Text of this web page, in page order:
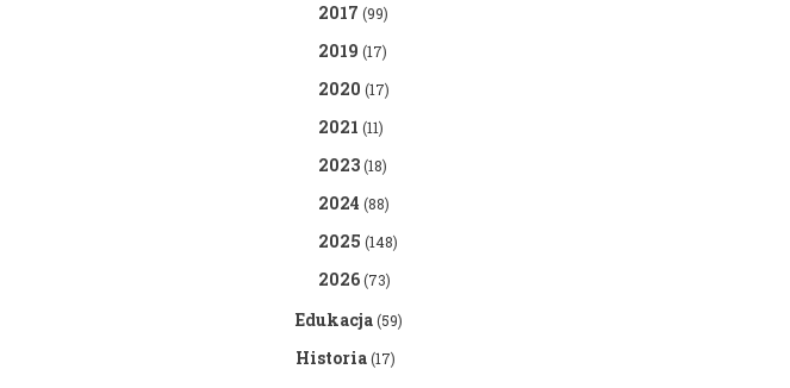
2017 (99)
2019 (17)
2020 (17)
2021 (11)
2023(18)
2024 (88)
2025 (148)
2026(73)
Edukacja(59)
Historia(17)